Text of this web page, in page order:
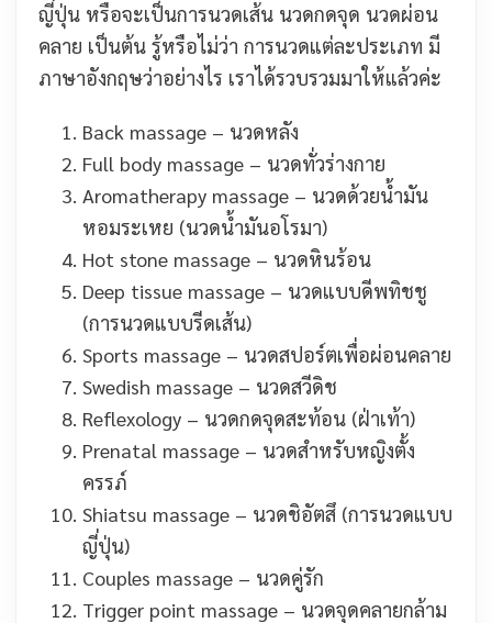
ญี่ปุ่น หรือจะเป็นการนวดเส้น นวดกดจุด นวดผ่อน
คลาย เป็นต้น รู้หรือไม่ว่า การนวดแต่ละประเภท มี
ภาษาอังกฤษว่าอย่างไร เราได้รวบรวมมาให้แล้วค่ะ
Back massage – นวดหลัง
Full body massage – นวดทั่วร่างกาย
Aromatherapy massage – นวดด้วยน้ำมัน
หอมระเหย (นวดน้ำมันอโรมา)
Hot stone massage – นวดหินร้อน
Deep tissue massage – นวดแบบดีพทิชชู
(การนวดแบบรีดเส้น)
Sports massage – นวดสปอร์ตเพื่อผ่อนคลาย
Swedish massage – นวดสวีดิช
Reflexology – นวดกดจุดสะท้อน (ฝ่าเท้า)
Prenatal massage – นวดสำหรับหญิงตั้ง
ครรภ์
Shiatsu massage – นวดชิอัตสึ (การนวดแบบ
ญี่ปุ่น)
Couples massage – นวดคู่รัก
Trigger point massage – นวดจุดคลายกล้าม